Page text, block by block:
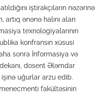
iştirakçıların nəzərinə
artıq ənənə halını alan
texnologiyalarının
konfransın xüsusi
sonra İnformasiya və
dosent Ələmdar
işinə uğurlar arzu edib.
fakültəsinin